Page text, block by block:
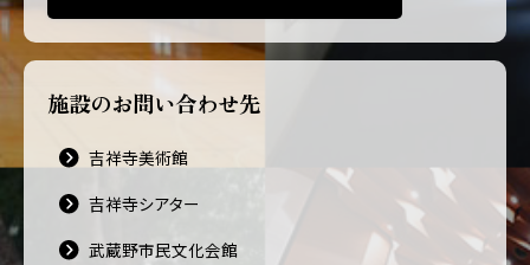
施設のお問い合わせ先
吉祥寺美術館
吉祥寺シアター
武蔵野市民文化会館